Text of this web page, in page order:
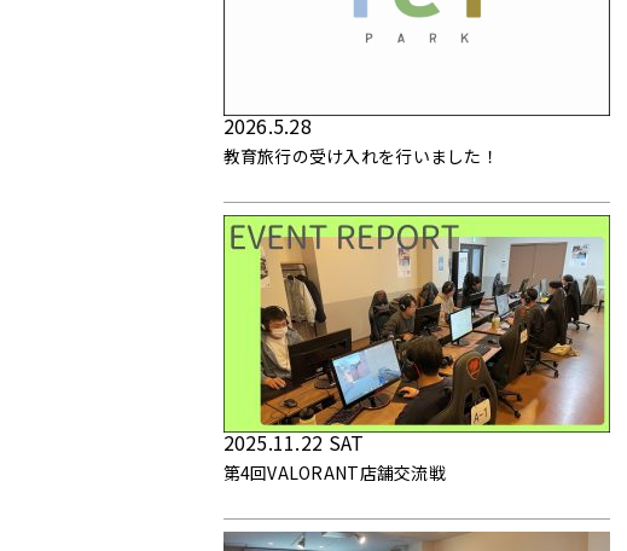
2026.5.28
教育旅行の受け入れを行いました！
2025.11.22 SAT
第4回VALORANT店舗交流戦